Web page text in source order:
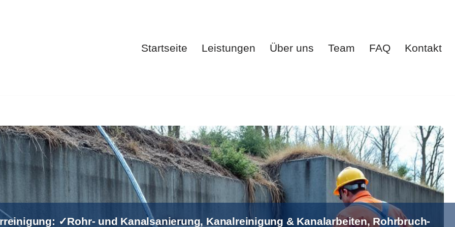
Startseite Leistungen Über uns Team FAQ Kontakt
Startseite Leistungen Über uns Team FAQ Kontakt
✓Rohr- und Kanalsanierung, Kanalreinigung & Kanalarbeiten, Rohrbruch-